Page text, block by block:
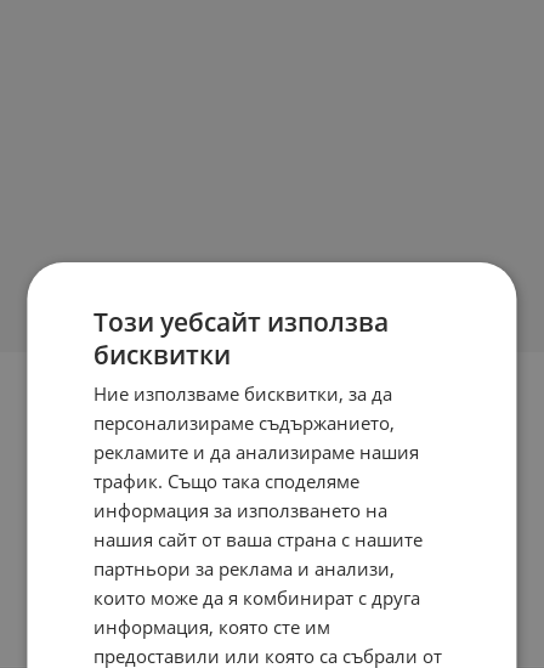
Този уебсайт използва
бисквитки
Ние използваме бисквитки, за да
персонализираме съдържанието,
рекламите и да анализираме нашия
трафик. Също така споделяме
информация за използването на
нашия сайт от ваша страна с нашите
партньори за реклама и анализи,
които може да я комбинират с друга
информация, която сте им
предоставили или която са събрали от